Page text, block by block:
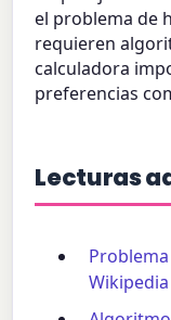
el problema de
requieren
calculadora
preferencias
Lecturas
Wikipedia